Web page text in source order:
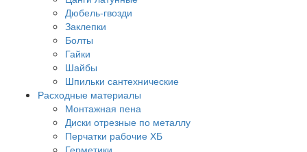
Дюбель-гвозди
Заклепки
Болты
Гайки
Шайбы
Шпильки сантехнические
Расходные материалы
Монтажная пена
Диски отрезные по металлу
Перчатки рабочие ХБ
Герметики